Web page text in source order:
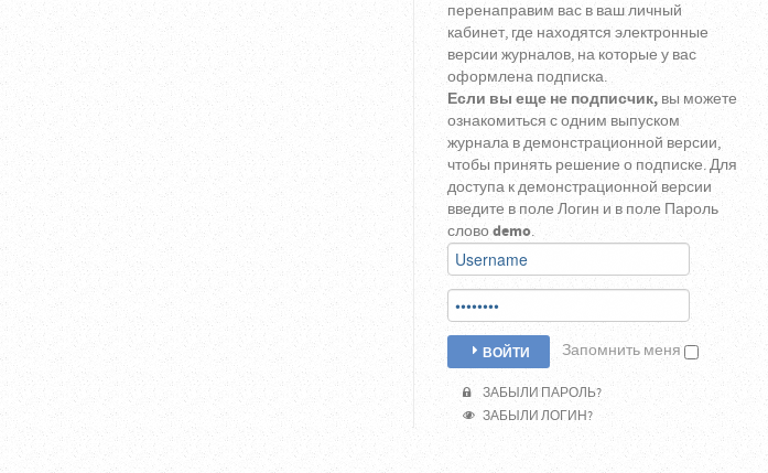
перенаправим вас в ваш личный
кабинет, где находятся электронные
версии журналов, на которые у вас
оформлена подписка.
Если вы еще не подписчик, вы можете
ознакомиться с одним выпуском
журнала в демонстрационной версии,
чтобы принять решение о подписке. Для
доступа к демонстрационной версии
введите в поле Логин и в поле Пароль
слово demo.
ВОЙТИ Запомнить меня
ЗАБЫЛИ ПАРОЛЬ?
ЗАБЫЛИ ЛОГИН?